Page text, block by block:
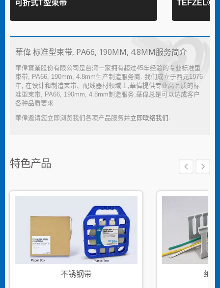
可折式T型束带 TEFZEL®
華偉 标准型束带, PA66, 190MM, 4.8MM服务简介
華偉實業股份有限公司是台湾一家拥有超过45年经验的专业标准型
束带, PA66, 190mm, 4.8mm生产制造服务商. 我们成立于西元1976
年, 在设计和制造束带、配线器材领域上,華偉提供专业高品质的标
准型束带, PA66, 190mm, 4.8mm制造服务,華偉总是可以达成客户
各种品质要求
華偉邀请您立即浏览我们各项产品服务并立即联络我们 .
特色产品
不锈钢带 绝